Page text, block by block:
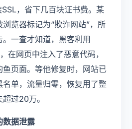
，省下几百块证书费。某
览器标记为“欺诈网站”，所
一查才知道，黑客利用
在网页中注入了恶意代码，
鱼页面。等他修复时，网站已
单，流量归零，恢复用了整
过20万。
数据泄露